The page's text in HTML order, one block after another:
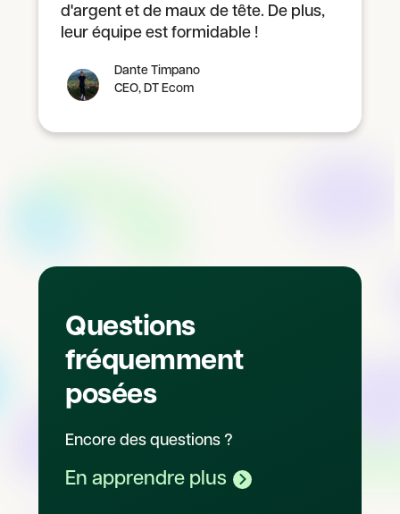
d'argent et de maux de tête. De plus,
leur équipe est formidable !
Dante Timpano
CEO, DT Ecom
Questions
fréquemment
posées
Encore des questions ?
En apprendre plus